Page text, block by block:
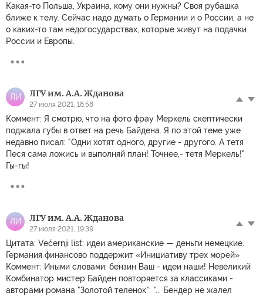
Какая-то Польша, Украина, кому они нужны? Своя рубашка
ближе к телу. Сейчас надо думать о Германии и о России, а не
о каких-то там недогосударствах, которые живут на подачки
России и Европы.
ЛИ ЛГУ им. А.А. Жданова
27 июля 2021, 18:58
Коммент: Я смотрю, что на фото фрау Меркель скептически
поджала губы в ответ на речь Байдена. Я по этой теме уже
недавно писал: "Одни хотят одного, другие - другого. А тетя
Песя сама ложись и выполняй план! Точнее,- тетя Меркель!"
Гы-гы!
ЛИ ЛГУ им. А.А. Жданова
27 июля 2021, 19:39
Цитата: Večernji list: идеи американские — деньги немецкие.
Германия финансово поддержит «Инициативу трех морей»
Коммент: Иными словами: бензин Ваш - идеи наши! Невеликий
Комбинатор мистер Байден повторяется за классиками -
авторами романа "Золотой теленок": "... Бендер не жалел